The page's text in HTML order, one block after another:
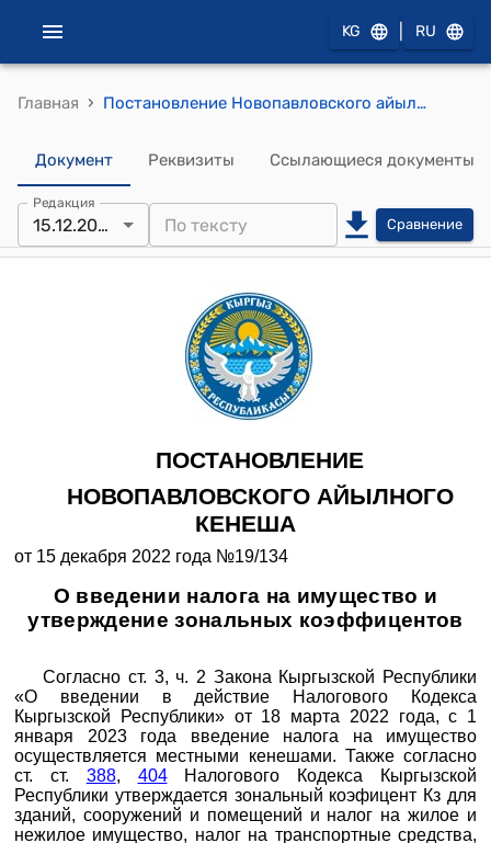
KG RU
Главная › Постановление Новопавловского айылного кенеша от 15 декабря 2022 года №19/134 "О введении налога на имущество и утверждение зональных коэффицентов"
Документ Реквизиты Ссылающиеся документы
Редакция
15.12.2022 Сравнение